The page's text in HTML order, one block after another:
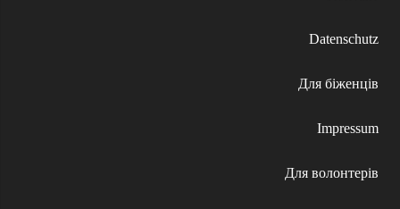
Datenschutz
Для біженців
Impressum
Для волонтерів